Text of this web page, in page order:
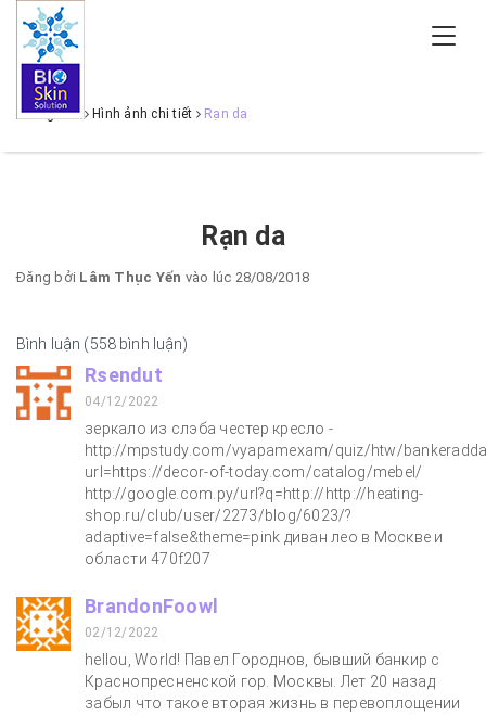
Trang chủ Hình ảnh chi tiết Rạn da
Rạn da
Đăng bởi Lâm Thục Yến vào lúc 28/08/2018
Bình luận (558 bình luận)
Rsendut
04/12/2022
зеркало из слэба честер кресло -
http://mpstudy.com/vyapamexam/quiz/htw/
url=https://decor-of-today.com/catalog/mebel/
http://google.com.py/url?q=http://http://heating-
shop.ru/club/user/2273/blog/6023/?
adaptive=false&theme=pink диван лео в Москве и
области 470f207
BrandonFoowl
02/12/2022
hellou, World! Павел Городнов, бывший банкир с
Краснопресненской гор. Москвы. Лет 20 назад
забыл что такое вторая жизнь в перевоплощении